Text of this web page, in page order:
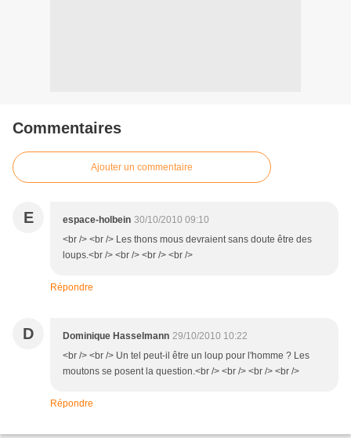
Commentaires
Ajouter un commentaire
E espace-holbein 30/10/2010 09:10
<br /> <br /> Les thons mous devraient sans doute être des
loups.<br /> <br /> <br /> <br />
Répondre
D Dominique Hasselmann 29/10/2010 10:22
<br /> <br /> Un tel peut-il être un loup pour l'homme ? Les
moutons se posent la question.<br /> <br /> <br /> <br />
Répondre